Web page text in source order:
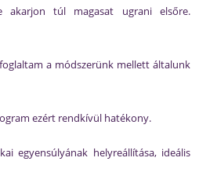
akarjon túl magasat ugrani elsőre.
a módszerünk mellett általunk
ezért rendkívül hatékony.
egyensúlyának helyreállítása, ideális